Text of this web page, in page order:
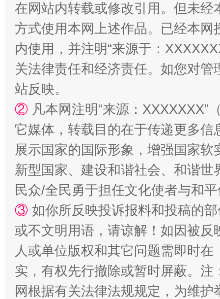
招工难、用工荒背后
在网站内转载或修改引用。但未
方式使用本网上述作品。已经本
内使用，并注明“来源于：
关法律责任和经济责任。如您对
站反映。
② 凡本网注明“来源：
它媒体，转载目的在于传递更多
展示国家的国际形象，增强国家
新型国家、建设和谐社会、和谐
民众/全民勇于担任文化使者与和
③ 如你所反映投诉报料和投稿的
或不文明用语，请谅解！如因被
人或单位版权和其它问题需即时在
实，有权先行撤除或暂时屏蔽。
网根据有关法律法规规定，为维